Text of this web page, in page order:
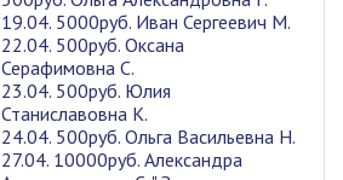
19.04. 5000руб. Иван Сергеевич М.
22.04. 500руб. Оксана
Серафимовна С.
23.04. 500руб. Юлия
Станиславовна К.
24.04. 500руб. Ольга Васильевна Н.
27.04. 10000руб. Александра